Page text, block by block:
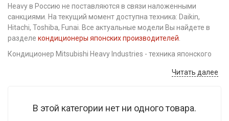
Heavy в Россию не поставляются в связи наложенными
санкциями. На текущий момент доступна техника: Daikin,
Hitachi, Toshiba, Funai. Все актуальные модели Вы найдете в
разделе кондиционеры японских производителей
Кондиционер Mitsubishi Heavy Industries - техника японского
Длительная безотказная работа оборудования является
Читать далее
В этой категории нет ни одного товара.